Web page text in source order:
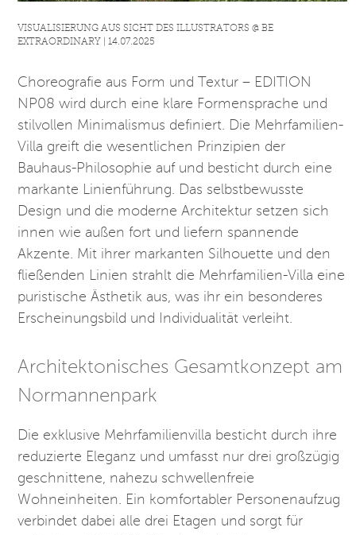
VISUALISIERUNG AUS SICHT DES ILLUSTRATORS @ BE
EXTRAORDINARY | 14.07.2025
Choreografie aus Form und Textur – EDITION
NP08 wird durch eine klare Formensprache und
stilvollen Minimalismus definiert. Die Mehrfamilien-
Villa greift die wesentlichen Prinzipien der
Bauhaus-Philosophie auf und besticht durch eine
markante Linienführung. Das selbstbewusste
Design und die moderne Architektur setzen sich
innen wie außen fort und liefern spannende
Akzente. Mit ihrer markanten Silhouette und den
fließenden Linien strahlt die Mehrfamilien-Villa eine
puristische Ästhetik aus, was ihr ein besonderes
Erscheinungsbild und Individualität verleiht.
Architektonisches Gesamtkonzept am
Normannenpark
Die exklusive Mehrfamilienvilla besticht durch ihre
reduzierte Eleganz und umfasst nur drei großzügig
geschnittene, nahezu schwellenfreie
Wohneinheiten. Ein komfortabler Personenaufzug
verbindet dabei alle drei Etagen und sorgt für